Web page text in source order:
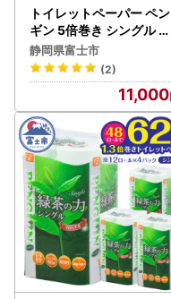
トイレットペーパー ペン
ギン 5倍巻き シングル 再
生紙 16ロール トイレット
[sf002-532]
静岡県富士市
(2)
11,000